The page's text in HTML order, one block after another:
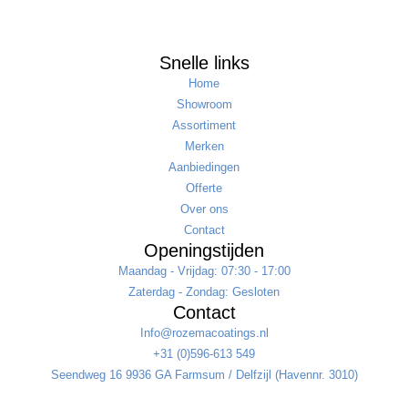
Snelle links
Home
Showroom
Assortiment
Merken
Aanbiedingen
Offerte
Over ons
Contact
Openingstijden
Maandag - Vrijdag: 07:30 - 17:00
Zaterdag - Zondag: Gesloten
Contact
Info@rozemacoatings.nl
+31 (0)596-613 549
Seendweg 16 9936 GA Farmsum / Delfzijl (Havennr. 3010)